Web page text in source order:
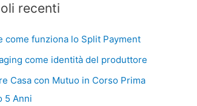
recenti
come funziona lo Split Payment
come identità del produttore
Casa con Mutuo in Corso Prima
5 Anni